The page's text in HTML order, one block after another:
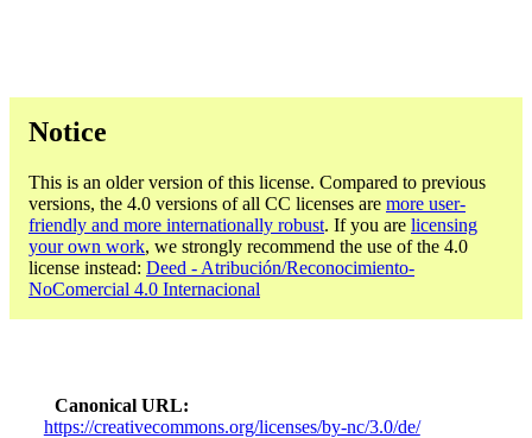
Notice
This is an older version of this license. Compared to previous
versions, the 4.0 versions of all CC licenses are more user-
friendly and more internationally robust. If you are licensing
your own work, we strongly recommend the use of the 4.0
license instead: Deed - Atribución/Reconocimiento-
NoComercial 4.0 Internacional
Canonical URL
https://creativecommons.org/licenses/by-nc/3.0/de/